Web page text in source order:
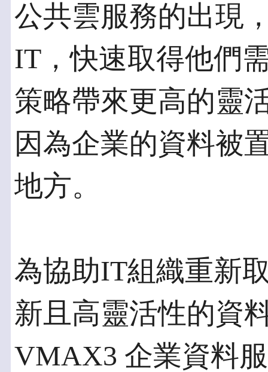
公共雲服務的出現
IT，快速取得他們
策略帶來更高的靈
因為企業的資料被
地方。
為協助IT組織重新
新且高靈活性的資
VMAX3 企業資料